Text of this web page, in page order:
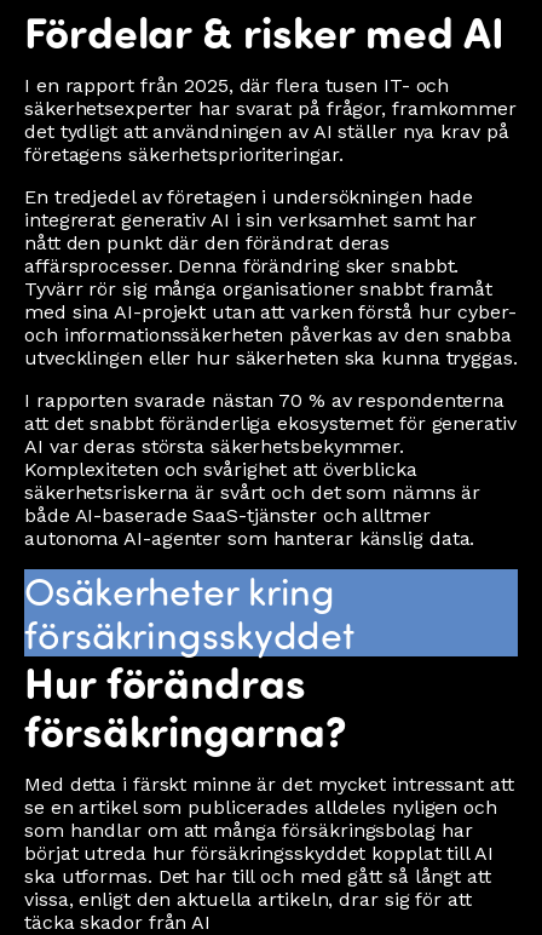
Fördelar & risker med AI
I en rapport från 2025, där flera tusen IT- och
säkerhetsexperter har svarat på frågor, framkommer
det tydligt att användningen av AI ställer nya krav på
företagens säkerhetsprioriteringar.
En tredjedel av företagen i undersökningen hade
integrerat generativ AI i sin verksamhet samt har
nått den punkt där den förändrat deras
affärsprocesser. Denna förändring sker snabbt.
Tyvärr rör sig många organisationer snabbt framåt
med sina AI-projekt utan att varken förstå hur cyber-
och informationssäkerheten påverkas av den snabba
utvecklingen eller hur säkerheten ska kunna tryggas.
I rapporten svarade nästan 70 % av respondenterna
att det snabbt föränderliga ekosystemet för generativ
AI var deras största säkerhetsbekymmer.
Komplexiteten och svårighet att överblicka
säkerhetsriskerna är svårt och det som nämns är
både AI-baserade SaaS-tjänster och alltmer
autonoma AI-agenter som hanterar känslig data.
Osäkerheter kring
försäkringsskyddet
Hur förändras
försäkringarna?
Med detta i färskt minne är det mycket intressant att
se en artikel som publicerades alldeles nyligen och
som handlar om att många försäkringsbolag har
börjat utreda hur försäkringsskyddet kopplat till AI
ska utformas. Det har till och med gått så långt att
vissa, enligt den aktuella artikeln, drar sig för att
täcka skador från AI